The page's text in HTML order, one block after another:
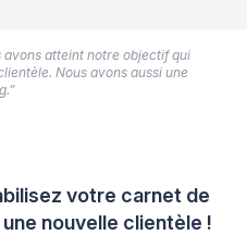
votre carnet de
nouvelle clientèle !
avons atteint notre objectif qui
Nous avons aussi une